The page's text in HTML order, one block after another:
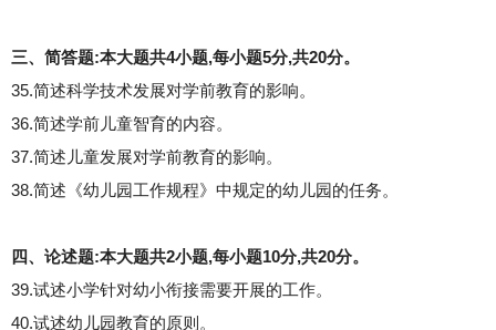
三、简答题:本大题共4小题,每小题5分,共20分。
35.简述科学技术发展对学前教育的影响。
36.简述学前儿童智育的内容。
37.简述儿童发展对学前教育的影响。
38.简述《幼儿园工作规程》中规定的幼儿园的任务。
四、论述题:本大题共2小题,每小题10分,共20分。
39.试述小学针对幼小衔接需要开展的工作。
40.试述幼儿园教育的原则。